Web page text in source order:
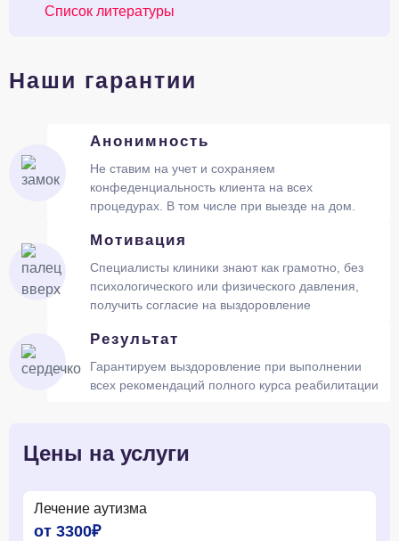
Список литературы
Наши гарантии
Анонимность
Не ставим на учет и сохраняем
конфеденциальность клиента на всех
процедурах. В том числе при выезде на дом.
Мотивация
Специалисты клиники знают как грамотно, без
психологического или физического давления,
получить согласие на выздоровление
Результат
Гарантируем выздоровление при выполнении
всех рекомендаций полного курса реабилитации
Цены на услуги
Лечение аутизма
от 3300₽